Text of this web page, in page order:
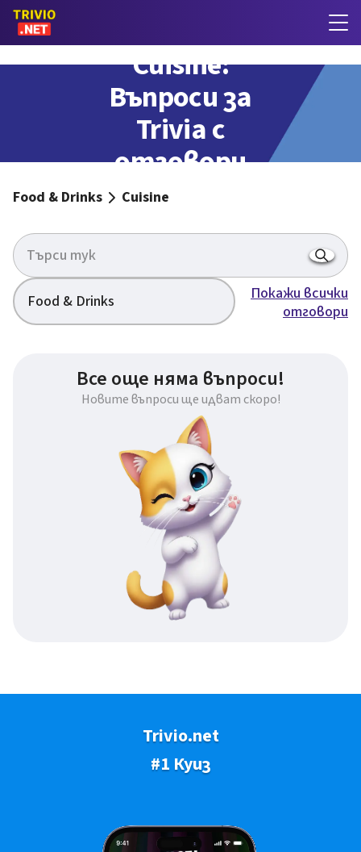
Cuisine:
Въпроси за
Trivia с
отговори
Food & Drinks Cuisine
Food & Drinks
Покажи всички
отговори
Все още няма въпроси!
Новите въпроси ще идват скоро!
Trivio.net
#1 Куиз